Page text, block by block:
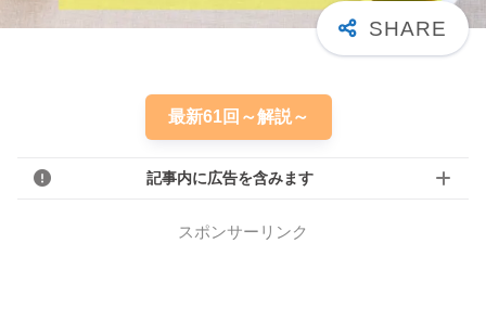
最新61回～解説～
記事内に広告を含みます
スポンサーリンク